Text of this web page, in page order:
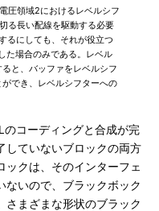
領域2におけるレベルシフ
る長い配線を駆動する必要
るにしても、それが役立つ
た場合のみである。レベル
と、バッファをレベルシフ
でき、レベルシフターへの
コーディングと合成が完
していないブロックの両方
クは、そのインターフェ
ないので、ブラックボック
さまざまな形状のブラック